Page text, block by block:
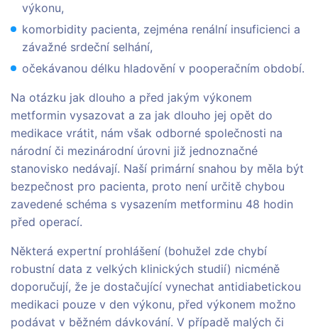
výkonu,
komorbidity pacienta, zejména renální insuficienci a
závažné srdeční selhání,
očekávanou délku hladovění v pooperačním období.
Na otázku jak dlouho a před jakým výkonem
metformin vysazovat a za jak dlouho jej opět do
medikace vrátit, nám však odborné společnosti na
národní či mezinárodní úrovni již jednoznačné
stanovisko nedávají. Naší primární snahou by měla být
bezpečnost pro pacienta, proto není určitě chybou
zavedené schéma s vysazením metforminu 48 hodin
před operací.
Některá expertní prohlášení (bohužel zde chybí
robustní data z velkých klinických studií) nicméně
doporučují, že je dostačující vynechat antidiabetickou
medikaci pouze v den výkonu, před výkonem možno
podávat v běžném dávkování. V případě malých či